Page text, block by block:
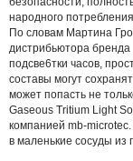
народного
По словам Мартина
дистрибьютора бренда
подсве6тки часов,
составы могут
может попасть не
Gaseous Tritium Light
компанией mb-
в маленькие сосуды из